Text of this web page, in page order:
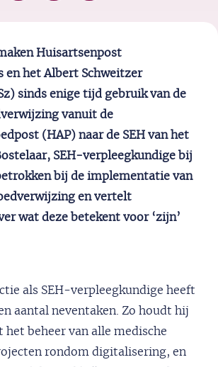
Huisartsenpost
en het Albert Schweitzer
z) sinds enige tijd gebruik van de
vanuit de
(HAP) naar de SEH van het
, SEH-verpleegkundige bij
bij de implementatie van
en vertelt
wat deze betekent voor ‘zijn’
als SEH-verpleegkundige heeft
aantal neventaken. Zo houdt hij
het beheer van alle medische
rondom digitalisering, en